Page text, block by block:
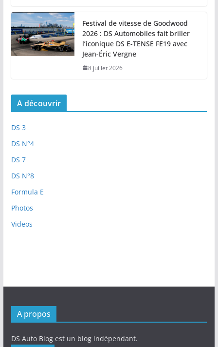
Festival de vitesse de Goodwood
2026 : DS Automobiles fait briller
l’iconique DS E-TENSE FE19 avec
Jean-Éric Vergne
8 juillet 2026
A découvrir
DS 3
DS N°4
DS 7
DS N°8
Formula E
Photos
Videos
A propos
DS Auto Blog est un blog indépendant.